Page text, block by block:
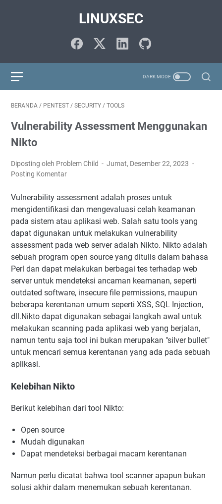
LINUXSEC
BERANDA / PENTEST / SECURITY / TOOLS
Vulnerability Assessment Menggunakan
Nikto
Diposting oleh Problem Child
Jumat, Desember 22, 2023
Posting Komentar
Vulnerability assessment adalah proses untuk
mengidentifikasi dan mengevaluasi celah keamanan
pada sistem atau aplikasi web. Salah satu tools yang
dapat digunakan untuk melakukan vulnerability
assessment pada web server adalah Nikto. Nikto adalah
sebuah program open source yang ditulis dalam bahasa
Perl dan dapat melakukan berbagai tes terhadap web
server untuk mendeteksi ancaman keamanan, seperti
outdated software, insecure file permissions, maupun
beberapa kerentanan umum seperti XSS, SQL Injection,
dll.Nikto dapat digunakan sebagai langkah awal untuk
melakukan scanning pada aplikasi web yang berjalan,
namun tentu saja tool ini bukan merupakan "silver bullet"
untuk mencari semua kerentanan yang ada pada sebuah
aplikasi.
Kelebihan Nikto
Berikut kelebihan dari tool Nikto:
Open source
Mudah digunakan
Dapat mendeteksi berbagai macam kerentanan
Namun perlu dicatat bahwa tool scanner apapun bukan
solusi akhir dalam menemukan sebuah kerentanan.